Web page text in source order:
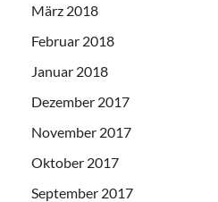
März 2018
Februar 2018
Januar 2018
Dezember 2017
November 2017
Oktober 2017
September 2017